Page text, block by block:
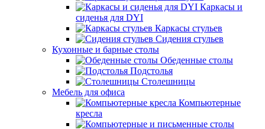
Каркасы и
сиденья для DYI
Каркасы стульев
Сидения стульев
Кухонные и барные столы
Обеденные столы
Подстолья
Столешницы
Мебель для офиса
Компьютерные
кресла